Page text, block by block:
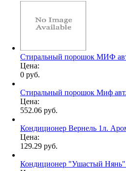
Стиральный порошок МИФ
Цена:
0 руб.
Стиральный порошок Миф
Цена:
552.06 руб.
Кондиционер Вернель 1л.
Цена:
129.29 руб.
Кондиционер "Ушастый Нянь"